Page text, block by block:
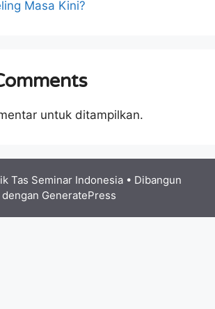
Masa Kini?
untuk ditampilkan.
Tas Seminar Indonesia • Dibangun
dengan GeneratePress